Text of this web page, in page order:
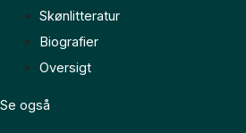
Skønlitteratur
Biografier
Oversigt
Se også